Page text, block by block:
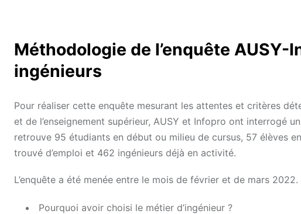
Méthodologie de l’enquête
ingénieurs
Pour réaliser cette enquête mesurant les attentes et critères
et de l’enseignement supérieur, AUSY et Infopro ont interrogé
retrouve 95 étudiants en début ou milieu de cursus, 57 élèves
trouvé d’emploi et 462 ingénieurs déjà en activité.
L’enquête a été menée entre le mois de février et de mars
Pourquoi avoir choisi le métier d’ingénieur ?